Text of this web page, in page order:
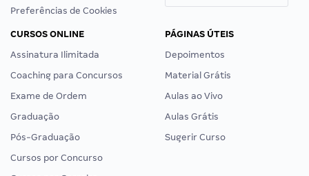
Preferências de Cookies
CURSOS ONLINE
Assinatura Ilimitada
Coaching para Concursos
Exame de Ordem
Graduação
Pós-Graduação
Cursos por Concurso
PÁGINAS ÚTEIS
Depoimentos
Material Grátis
Aulas ao Vivo
Aulas Grátis
Sugerir Curso